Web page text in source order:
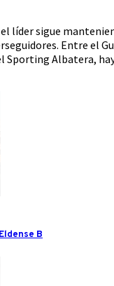
líder sigue
Entre el
Sporting Albatera,
B